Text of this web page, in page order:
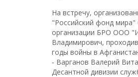
На встречу,
"Российский фонд
организации БРО ООО
Владимирович,
годы войны в
- Варганов Валерий
Десантной дивизии